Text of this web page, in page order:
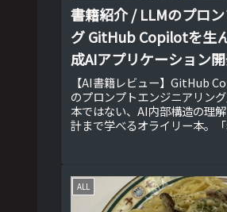
書籍紹介 / LLMのプロ
グ GitHub Copilotを生
成AIアプリケーション
【AI書籍レビュー】GitHub
のプロンプトエンジニアリン
本ではない、AI内部構造の理
計まで学べるオライリー本。
に役立つ具体的手法が満載の
ALL